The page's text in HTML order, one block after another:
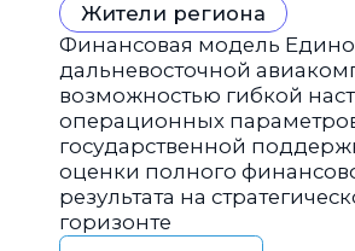
Жители региона
Финансовая модель
дальневосточной
возможностью гибкой
операционных
государственной
оценки полного
результата на
горизонте